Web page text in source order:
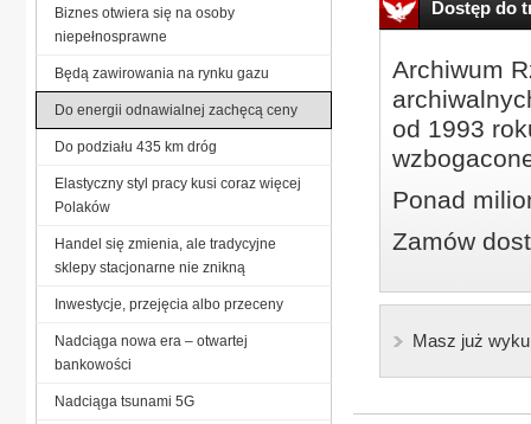
Dostęp do
Archiwum
od 1993
Ponad
Zamów
Masz już
Biznes otwiera się na osoby
niepełnosprawne
Będą zawirowania na rynku gazu
Do energii odnawialnej zachęcą ceny
Do podziału 435 km dróg
Elastyczny styl pracy kusi coraz więcej
Polaków
Handel się zmienia, ale tradycyjne
sklepy stacjonarne nie znikną
Inwestycje, przejęcia albo przeceny
Nadciąga nowa era – otwartej
bankowości
Nadciąga tsunami 5G